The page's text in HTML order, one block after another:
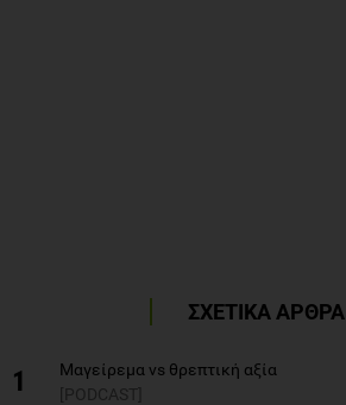
ΣΧΕΤΙΚΑ ΑΡΘΡΑ
1
Μαγείρεμα vs θρεπτική αξία
[PODCAST]